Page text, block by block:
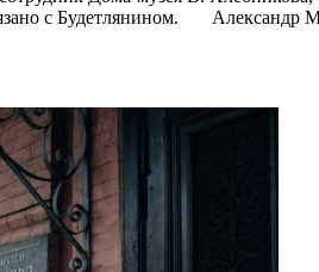
с Будетлянином.